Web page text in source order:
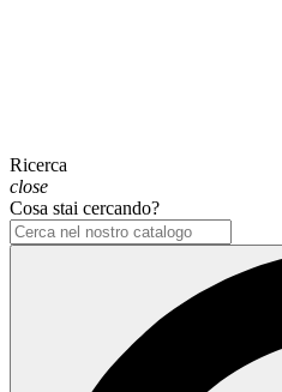
Ricerca
close
Cosa stai cercando?